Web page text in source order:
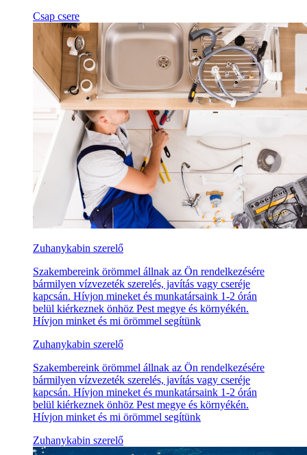
Csap csere
Zuhanykabin szerelő
Szakembereink örömmel állnak az Ön rendelkezésére
bármilyen vízvezeték szerelés, javítás vagy cseréje
kapcsán. Hívjon mineket és munkatársaink 1-2 órán
belül kiérkeznek önhöz Pest megye és környékén.
Hívjon minket és mi örömmel segítünk
Zuhanykabin szerelő
Szakembereink örömmel állnak az Ön rendelkezésére
bármilyen vízvezeték szerelés, javítás vagy cseréje
kapcsán. Hívjon mineket és munkatársaink 1-2 órán
belül kiérkeznek önhöz Pest megye és környékén.
Hívjon minket és mi örömmel segítünk
Zuhanykabin szerelő